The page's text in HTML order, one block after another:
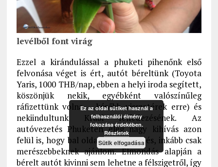
levélből font virág
Ezzel a kirándulással a phuketi pihenőnk első
felvonása véget is ért, autót béreltünk (Toyota
Yaris, 1000 THB/nap, ebben a helyi iroda segített,
köszönjük nekik, egyébként valószínűleg
ráfizettünk volna – később visszatérek erre) és
nekiindultunk Krabi felfedezésének. Az
autóvezetés Phuketen elég nagy kihívás azon
felül is, hogy bal oldali a közlekedés, inkább csak
merészebbeknek ajánlom. Elmondás alapján a
bérelt autót kivinni sem lehetne a félszigetről, így
Ez az oldal sütiket használ a
felhasználói élmény
fokozása érdekében.
Részletek
Sütik elfogadása